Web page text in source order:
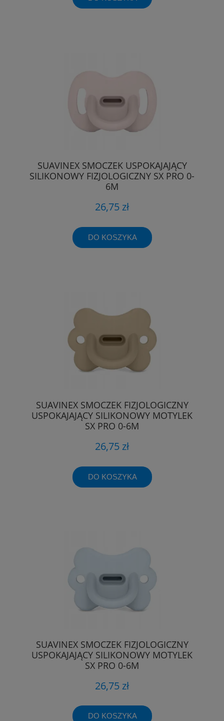
SUAVINEX SMOCZEK USPOKAJAJĄCY
SILIKONOWY FIZJOLOGICZNY SX PRO 0-
6M
26,75 zł
DO KOSZYKA
SUAVINEX SMOCZEK FIZJOLOGICZNY
USPOKAJAJĄCY SILIKONOWY MOTYLEK
SX PRO 0-6M
26,75 zł
DO KOSZYKA
SUAVINEX SMOCZEK FIZJOLOGICZNY
USPOKAJAJĄCY SILIKONOWY MOTYLEK
SX PRO 0-6M
26,75 zł
DO KOSZYKA